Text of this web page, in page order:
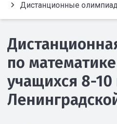
Дистанционные
по
учащихся 8-10